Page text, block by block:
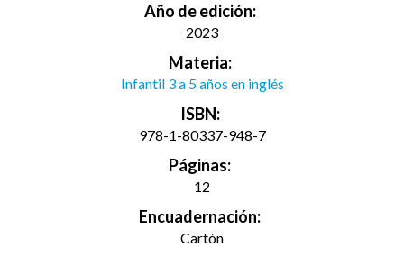
Año de edición:
2023
Materia:
Infantil 3 a 5 años en inglés
ISBN:
978-1-80337-948-7
Páginas:
12
Encuadernación:
Cartón